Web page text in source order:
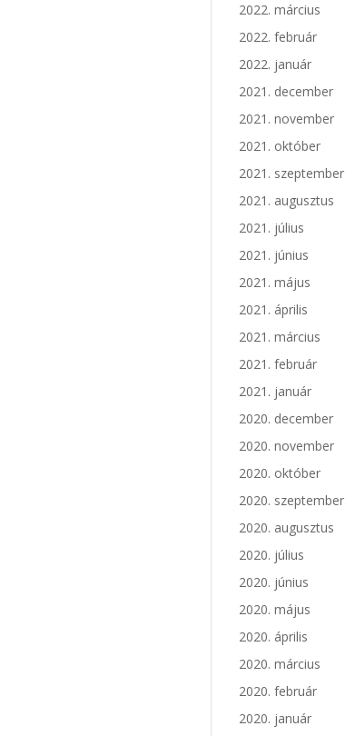
2022. március
2022. február
2022. január
2021. december
2021. november
2021. október
2021. szeptember
2021. augusztus
2021. július
2021. június
2021. május
2021. április
2021. március
2021. február
2021. január
2020. december
2020. november
2020. október
2020. szeptember
2020. augusztus
2020. július
2020. június
2020. május
2020. április
2020. március
2020. február
2020. január